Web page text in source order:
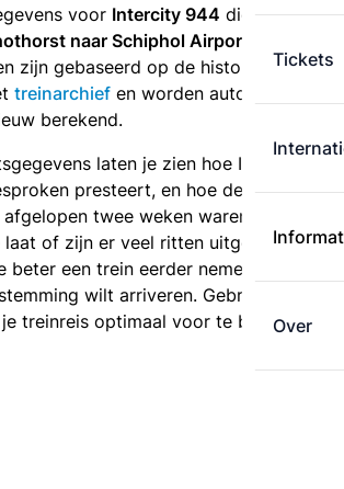
Tickets
Over
voor Intercity 944 dievan
naar Schiphol Airport
zijn gebaseerd op de historische
treinarchief en worden automatisch
berekend.
laten je zien hoe Intercity
presteert, en hoe de
twee weken waren. Is deze
of zijn er veel ritten uitgevallen?
beter een trein eerder nemen als je
wilt arriveren. Gebruik de
treinreis optimaal voor te bereiden.